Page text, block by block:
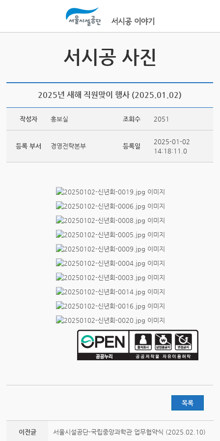
서시공 사진
2025년 새해 직원맞이 행사 (2025.01.02)
작성자 홍보실 조회수 2051
등록 부서 경영전략본부 등록일
2025-01-02
14:18:11.0
목록
이전글 서울시설공단-국립중앙과학관 업무협약식 (2025.02.10)